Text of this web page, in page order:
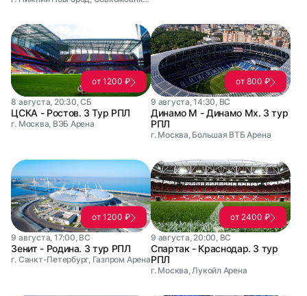
от 1200 ₽
8 августа, 20:30, СБ
ЦСКА - Ростов. 3 Тур РПЛ
г. Москва, ВЭБ Арена
от 800 ₽
9 августа, 14:30, ВС
Динамо М - Динамо Мх. 3 тур
РПЛ
г. Москва, Большая ВТБ Арена
от 1200 ₽
9 августа, 17:00, ВС
Зенит - Родина. 3 тур РПЛ
г. Санкт-Петербург, Газпром Арена
от 2400 ₽
9 августа, 20:00, ВС
Спартак - Краснодар. 3 тур
РПЛ
г. Москва, Лукойл Арена